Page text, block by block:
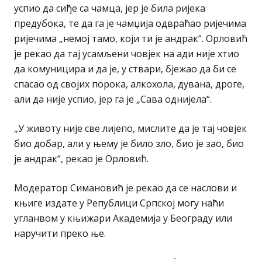
успио да сиђе са чамца, јер је била ријека
предубока, те да га је чамџија одвраћао ријечима
ријечима „немој тамо, који ти је андрак“. Орловић
је рекао да тај усамљени човјек на ади није хтио
да комуницира и да је, у ствари, бјежао да би се
спасао од својих порока, алкохола, дувана, дроге,
али да није успио, јер га је „Сава однијела“.
„У животу није све лијепо, мислите да је тај човјек
био добар, али у њему је било зло, био је зао, био
је андрак“, рекао је Орловић.
Модератор Симановић је рекао да се наслови и
књиге издате у Републици Српској могу наћи
угланвом у књижари Академија у Београду или
наручити преко ње.